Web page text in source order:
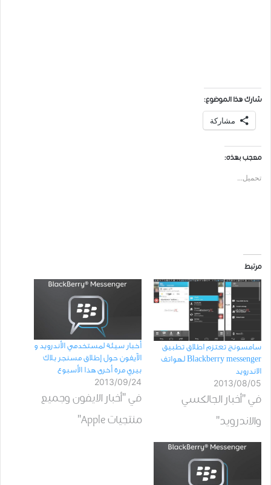
شارك هذا الموضوع:
مشاركة
معجب بهذه:
تحميل...
مرتبط
سامسونج تعتزم اطلاق تطبيق
Blackberry messenger لهواتف
الاندرويد
2013/08/05
في "أخبار الجالكسي
والاندرويد"
أخبار سيئة لمستخدمي الأندرويد و
الآيفون حول إطلاق مسنجر بلاك
بيري مرة أخرى هذا الأسبوع
2013/09/24
في "أخبار الايفون وجميع
منتجيات Apple"